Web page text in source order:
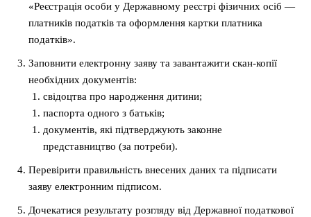
«Реєстрація особи у Державному реєстрі фізичних осіб —
платників податків та оформлення картки платника
податків».
Заповнити електронну заяву та завантажити скан-копії
необхідних документів:
свідоцтва про народження дитини;
паспорта одного з батьків;
документів, які підтверджують законне
представництво (за потреби).
Перевірити правильність внесених даних та підписати
заяву електронним підписом.
Дочекатися результату розгляду від Державної податкової